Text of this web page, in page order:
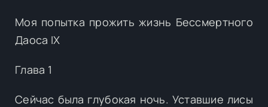
Моя попытка прожить жизнь Бессмертного
Даоса IX
Глава 1
Сейчас была глубокая ночь. Уставшие лисы